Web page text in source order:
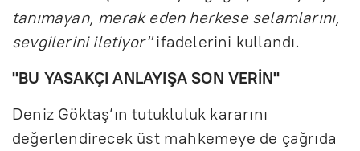
tanımayan, merak eden herkese selamlarını,
sevgilerini iletiyor"ifadelerini kullandı.
"BU YASAKÇI ANLAYIŞA SON VERİN"
Deniz Göktaş’ın tutukluluk kararını
değerlendirecek üst mahkemeye de çağrıda